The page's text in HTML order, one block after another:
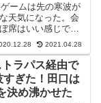
ームは先の寒波が
天気になった。会
席はいい感じで埋
の調整がないと満
に秋田ファンの熱
21 B1第15節12
2021.04.28
ラパス経由で
ぎた！田口は
決め沸かせた